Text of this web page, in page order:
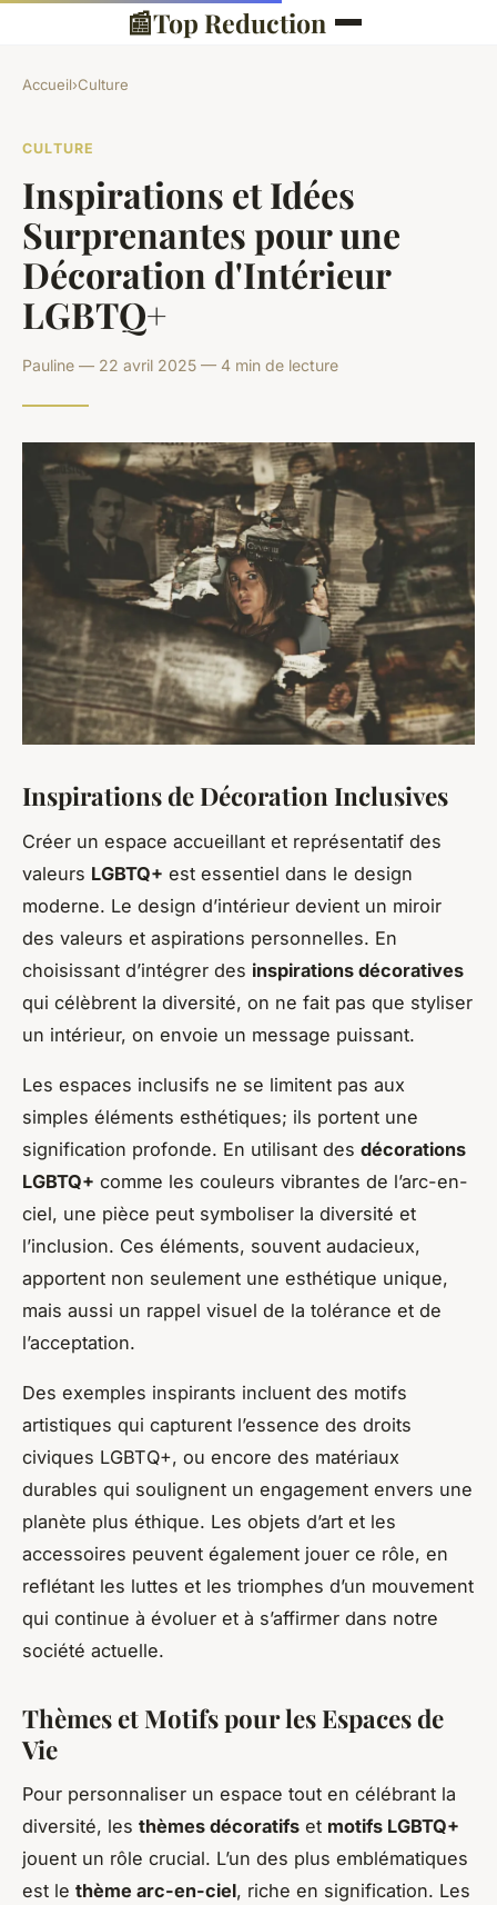
📰Top Reduction
Accueil›Culture
CULTURE
Inspirations et Idées
Surprenantes pour une
Décoration d'Intérieur
LGBTQ+
Pauline — 22 avril 2025 — 4 min de lecture
Inspirations de Décoration Inclusives
Créer un espace accueillant et représentatif des
valeurs LGBTQ+ est essentiel dans le design
moderne. Le design d’intérieur devient un miroir
des valeurs et aspirations personnelles. En
choisissant d’intégrer des inspirations décoratives
qui célèbrent la diversité, on ne fait pas que styliser
un intérieur, on envoie un message puissant.
Les espaces inclusifs ne se limitent pas aux
simples éléments esthétiques; ils portent une
signification profonde. En utilisant des décorations
LGBTQ+ comme les couleurs vibrantes de l’arc-en-
ciel, une pièce peut symboliser la diversité et
l’inclusion. Ces éléments, souvent audacieux,
apportent non seulement une esthétique unique,
mais aussi un rappel visuel de la tolérance et de
l’acceptation.
Des exemples inspirants incluent des motifs
artistiques qui capturent l’essence des droits
civiques LGBTQ+, ou encore des matériaux
durables qui soulignent un engagement envers une
planète plus éthique. Les objets d’art et les
accessoires peuvent également jouer ce rôle, en
reflétant les luttes et les triomphes d’un mouvement
qui continue à évoluer et à s’affirmer dans notre
société actuelle.
Thèmes et Motifs pour les Espaces de
Vie
Pour personnaliser un espace tout en célébrant la
diversité, les thèmes décoratifs et motifs LGBTQ+
jouent un rôle crucial. L’un des plus emblématiques
est le thème arc-en-ciel, riche en signification. Les